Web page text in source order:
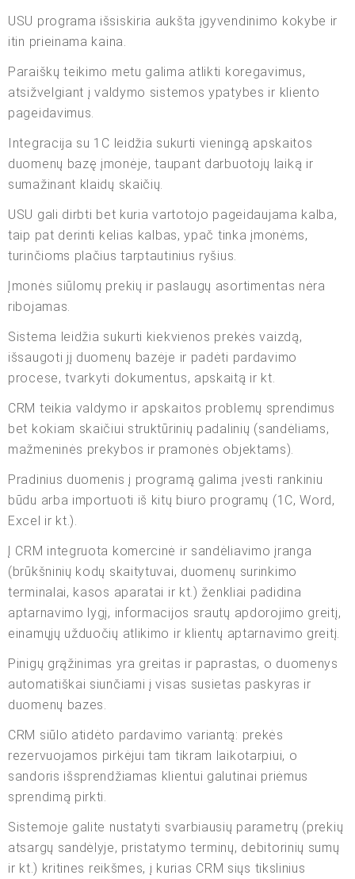
USU programa išsiskiria aukšta įgyvendinimo kokybe ir
itin prieinama kaina.
Paraiškų teikimo metu galima atlikti koregavimus,
atsižvelgiant į valdymo sistemos ypatybes ir kliento
pageidavimus.
Integracija su 1C leidžia sukurti vieningą apskaitos
duomenų bazę įmonėje, taupant darbuotojų laiką ir
sumažinant klaidų skaičių.
USU gali dirbti bet kuria vartotojo pageidaujama kalba,
taip pat derinti kelias kalbas, ypač tinka įmonėms,
turinčioms plačius tarptautinius ryšius.
Įmonės siūlomų prekių ir paslaugų asortimentas nėra
ribojamas.
Sistema leidžia sukurti kiekvienos prekės vaizdą,
išsaugoti jį duomenų bazėje ir padėti pardavimo
procese, tvarkyti dokumentus, apskaitą ir kt.
CRM teikia valdymo ir apskaitos problemų sprendimus
bet kokiam skaičiui struktūrinių padalinių (sandėliams,
mažmeninės prekybos ir pramonės objektams).
Pradinius duomenis į programą galima įvesti rankiniu
būdu arba importuoti iš kitų biuro programų (1C, Word,
Excel ir kt.).
Į CRM integruota komercinė ir sandėliavimo įranga
(brūkšninių kodų skaitytuvai, duomenų surinkimo
terminalai, kasos aparatai ir kt.) ženkliai padidina
aptarnavimo lygį, informacijos srautų apdorojimo greitį,
einamųjų užduočių atlikimo ir klientų aptarnavimo greitį.
Pinigų grąžinimas yra greitas ir paprastas, o duomenys
automatiškai siunčiami į visas susietas paskyras ir
duomenų bazes.
CRM siūlo atidėto pardavimo variantą: prekės
rezervuojamos pirkėjui tam tikram laikotarpiui, o
sandoris išsprendžiamas klientui galutinai priėmus
sprendimą pirkti.
Sistemoje galite nustatyti svarbiausių parametrų (prekių
atsargų sandėlyje, pristatymo terminų, debitorinių sumų
ir kt.) kritines reikšmes, į kurias CRM siųs tikslinius